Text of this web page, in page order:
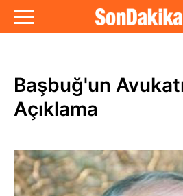
Başbuğ'un
Açıklama